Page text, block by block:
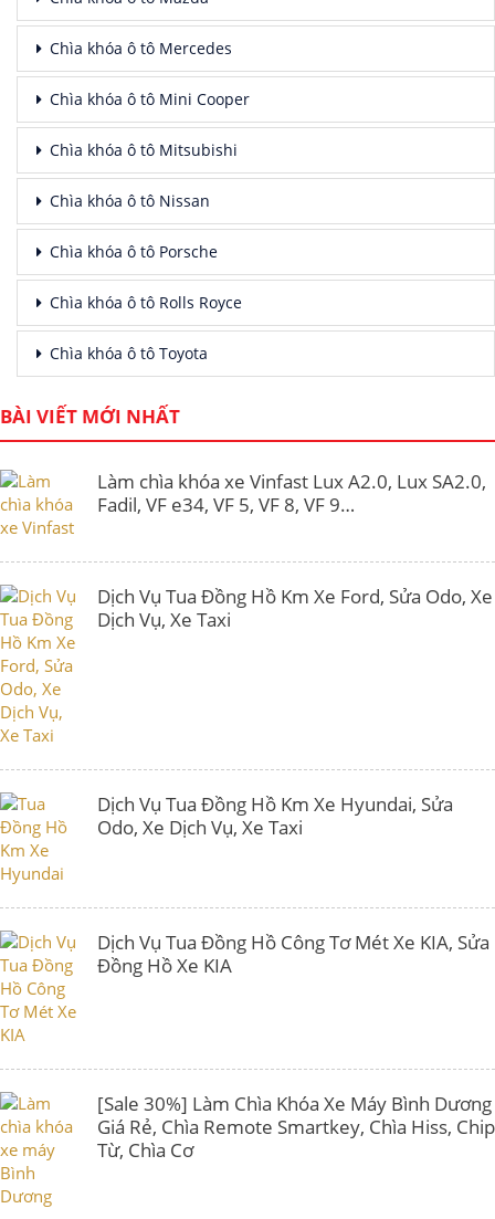
Chìa khóa ô tô Mercedes
Chìa khóa ô tô Mini Cooper
Chìa khóa ô tô Mitsubishi
Chìa khóa ô tô Nissan
Chìa khóa ô tô Porsche
Chìa khóa ô tô Rolls Royce
Chìa khóa ô tô Toyota
BÀI VIẾT MỚI NHẤT
Làm chìa khóa xe Vinfast Lux A2.0, Lux SA2.0,
Fadil, VF e34, VF 5, VF 8, VF 9…
Dịch Vụ Tua Đồng Hồ Km Xe Ford, Sửa Odo, Xe
Dịch Vụ, Xe Taxi
Dịch Vụ Tua Đồng Hồ Km Xe Hyundai, Sửa
Odo, Xe Dịch Vụ, Xe Taxi
Dịch Vụ Tua Đồng Hồ Công Tơ Mét Xe KIA, Sửa
Đồng Hồ Xe KIA
[Sale 30%] Làm Chìa Khóa Xe Máy Bình Dương
Giá Rẻ, Chìa Remote Smartkey, Chìa Hiss, Chip
Từ, Chìa Cơ